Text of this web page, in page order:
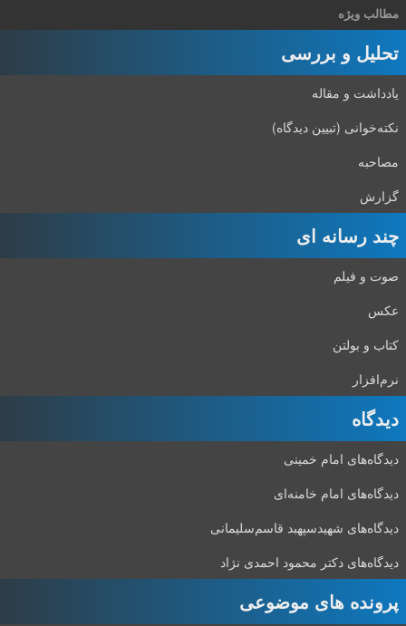
مطالب ویژه
تحلیل و بررسی
یادداشت و مقاله
نکته‌خوانی (تبیین دیدگاه)
مصاحبه
گزارش
چند رسانه ای
صوت و فیلم
عکس
کتاب و بولتن
نرم‌افزار
دیدگاه‌
دیدگاه‌های امام خمینی
دیدگاه‌های امام خامنه‌ای
دیدگاه‌های شهید‌سپهبد قاسم‌سلیمانی
دیدگاه‌های دکتر محمود احمدی نژاد
پرونده های موضوعی